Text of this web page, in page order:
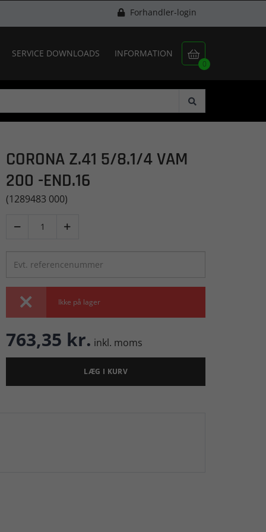
Forhandler-login

0
SERVICE DOWNLOADS INFORMATION
CORONA Z.41 5/8.1/4 VAM
200 -END.16
(1289483 000)
 
 Ikke på lager
763,35 kr. inkl. moms
LÆG I KURV